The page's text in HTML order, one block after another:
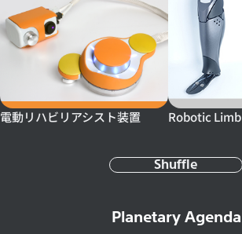
電動リハビリアシスト装置 Robotic Limb
Shuffle
Planetary Agenda